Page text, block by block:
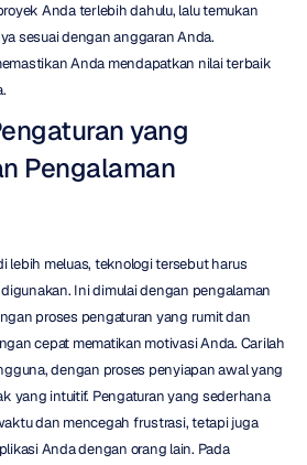
Anda terlebih dahulu, lalu temukan
sesuai dengan anggaran Anda.
Anda mendapatkan nilai terbaik
yang
Pengalaman
lebih meluas, teknologi tersebut harus
Ini dimulai dengan pengalaman
proses pengaturan yang rumit dan
cepat mematikan motivasi Anda. Carilah
dengan proses penyiapan awal yang
yang intuitif. Pengaturan yang sederhana
dan mencegah frustrasi, tetapi juga
Anda dengan orang lain. Pada